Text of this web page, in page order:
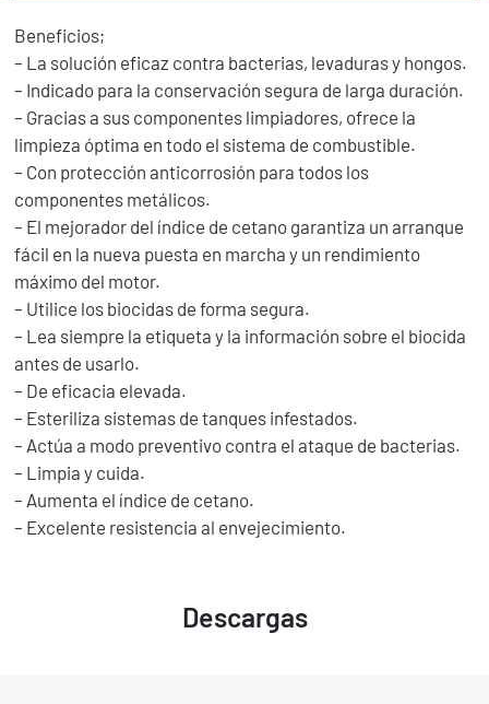
Descargas
Beneficios;
– La solución eficaz contra bacterias, levaduras y hongos.
– Indicado para la conservación segura de larga duración.
– Gracias a sus componentes limpiadores, ofrece la
limpieza óptima en todo el sistema de combustible.
– Con protección anticorrosión para todos los
componentes metálicos.
– El mejorador del índice de cetano garantiza un arranque
fácil en la nueva puesta en marcha y un rendimiento
máximo del motor.
– Utilice los biocidas de forma segura.
– Lea siempre la etiqueta y la información sobre el biocida
antes de usarlo.
– De eficacia elevada.
– Esteriliza sistemas de tanques infestados.
– Actúa a modo preventivo contra el ataque de bacterias.
– Limpia y cuida.
– Aumenta el índice de cetano.
– Excelente resistencia al envejecimiento.